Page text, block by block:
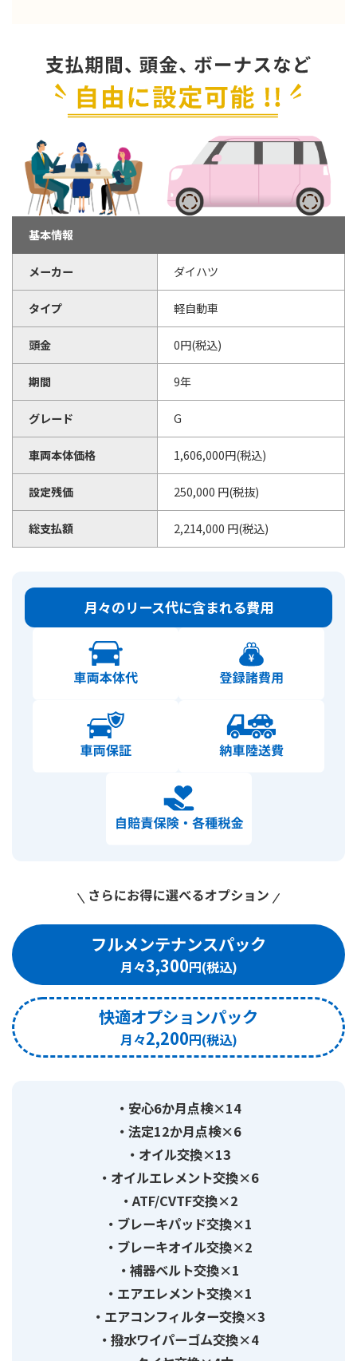
基本情報
メーカー ダイハツ
タイプ 軽自動車
頭金 0円(税込)
期間 9年
グレード G
車両本体価格 1,606,000円(税込)
設定残価 250,000 円(税抜)
総支払額 2,214,000 円(税込)
月々のリース代に含まれる費用
フルメンテナンスパック
3,300
快適オプションパック
2,200
安心6か月点検×14
法定12か月点検×6
オイル交換×13
オイルエレメント交換×6
ATF/CVTF交換×2
ブレーキパッド交換×1
ブレーキオイル交換×2
補器ベルト交換×1
エアエレメント交換×1
エアコンフィルター交換×3
撥水ワイパーゴム交換×4